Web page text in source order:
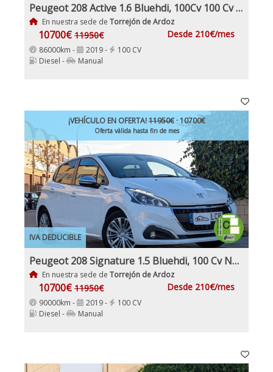
Peugeot 208 Active 1.6 Bluehdi, 100Cv 100 Cv Nacional 1Dueño Etiqueta C IVA y Garantía Incl
En nuestra sede de Torrejón de Ardoz
10700€ 11950€ Desde 210€/mes
86000km - 2019 -
100 CV
Diesel -
Manual
IVA DEDUCIBLE
¡VEHÍCULO EN OFERTA!11950€· 10700€
Oferta válida hasta fin de mes
Peugeot 208 Signature 1.5 Bluehdi, 100 Cv Nacional 1Dueño Etiqueta C IVA y Garantía Incl
En nuestra sede de Torrejón de Ardoz
10700€ 11950€ Desde 210€/mes
90000km - 2019 -
100 CV
Diesel -
Manual